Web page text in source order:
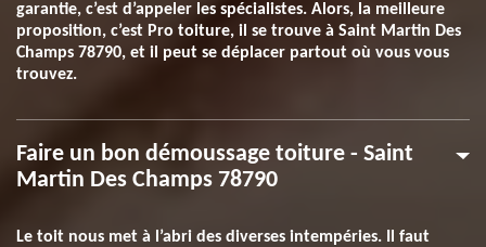
garantie, c’est d’appeler les spécialistes. Alors, la meilleure
proposition, c’est Pro toiture, il se trouve à Saint Martin Des
Champs 78790, et il peut se déplacer partout où vous vous
trouvez.
Faire un bon démoussage toiture - Saint
Martin Des Champs 78790
Le toit nous met à l’abri des diverses intempéries. Il faut